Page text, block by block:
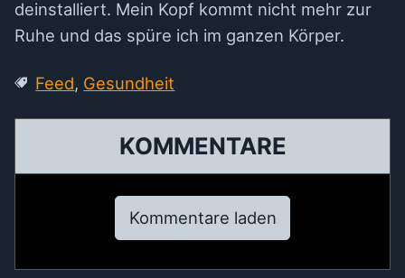
deinstalliert. Mein Kopf kommt nicht mehr zur
Ruhe und das spüre ich im ganzen Körper.
Feed, Gesundheit
KOMMENTARE
Kommentare laden